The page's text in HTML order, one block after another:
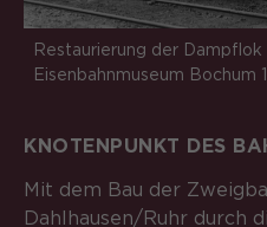
Restaurierung der Dampflok
Eisenbahnmuseum Bochum
KNOTENPUNKT DES
Mit dem Bau der
Dahlhausen/Ruhr durch
Name
Anbieter Matomo
Zweck
Temporäre